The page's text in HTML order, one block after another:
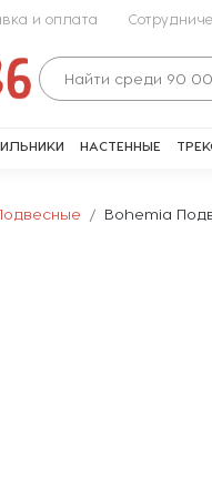
и оплата
НАСТЕННЫЕ
Bohemia